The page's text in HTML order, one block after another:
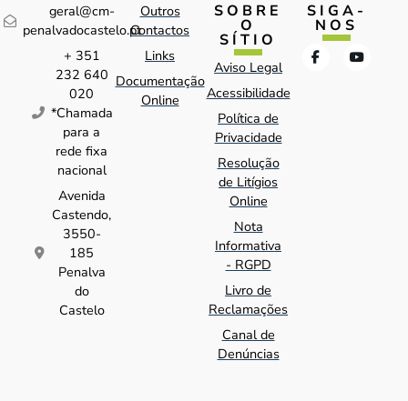
geral@cm-
penalvadocastelo.pt
+ 351
232 640
020
*Chamada
para a
rede fixa
nacional
Avenida
Castendo,
3550-
185
Penalva
do
Castelo
Outros
Contactos
Links
Documentação
Online
SOBRE
O
SÍTIO
Aviso Legal
Acessibilidade
Política de
Privacidade
Resolução
de Litígios
Online
Nota
Informativa
- RGPD
Livro de
Reclamações
Canal de
Denúncias
SIGA-
NOS